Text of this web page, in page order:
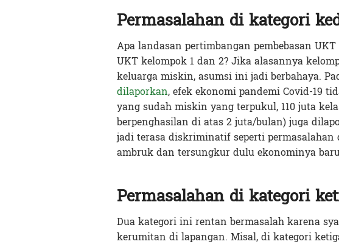
Permasalahan di kategori
Apa landasan pertimbangan pembebasan
UKT kelompok 1 dan 2? Jika alasannya
keluarga miskin, asumsi ini jadi berbahaya.
dilaporkan, efek ekonomi pandemi Covid-19
yang sudah miskin yang terpukul, 110 juta
berpenghasilan di atas 2 juta/bulan) juga
jadi terasa diskriminatif seperti
ambruk dan tersungkur dulu ekonominya
Permasalahan di kategori
Dua kategori ini rentan bermasalah karena
kerumitan di lapangan. Misal, di kategori